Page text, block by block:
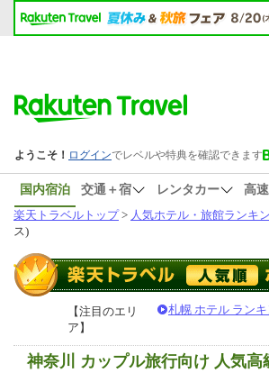
国内宿泊 交通＋宿 レンタカー 高
楽天トラベルトップ> 人気ホテル・旅館ランキ
ス)
【注目のエリ
ア】
札幌 ホテル ラン
神奈川 カップル旅行向け 人気